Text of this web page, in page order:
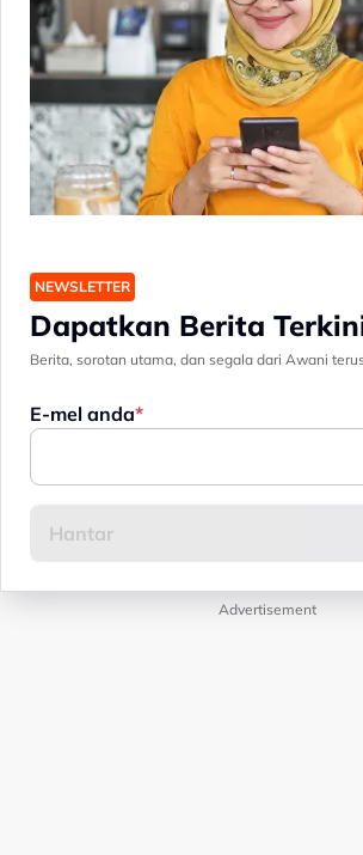
NEWSLETTER
Dapatkan Berita
Berita, sorotan utama, dan segala dari Awani
E-mel anda
Advertisement